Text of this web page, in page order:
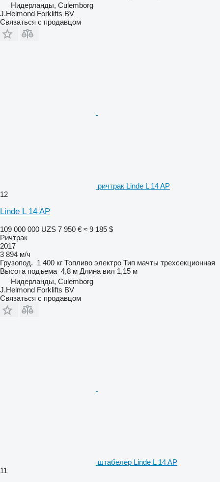
Нидерланды, Culemborg
J.Helmond Forklifts BV
Связаться с продавцом
ричтрак Linde L 14 AP
12
Linde L 14 AP
109 000 000 UZS 7 950 € ≈ 9 185 $
Ричтрак
2017
3 894 м/ч
Грузопод. 1 400 кг Топливо электро Тип мачты трехсекционная
Высота подъема 4,8 м Длина вил 1,15 м
Нидерланды, Culemborg
J.Helmond Forklifts BV
Связаться с продавцом
штабелер Linde L 14 AP
11